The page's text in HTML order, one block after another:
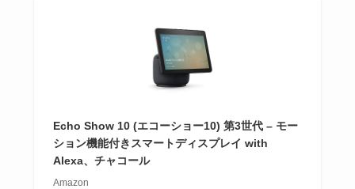
Echo Show 10 (エコーショー10) 第3世代 – モー
ション機能付きスマートディスプレイ with
Alexa、チャコール
Amazon